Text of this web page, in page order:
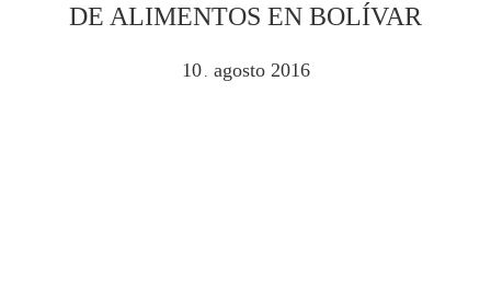
DE ALIMENTOS EN BOLÍVAR
10 agosto 2016